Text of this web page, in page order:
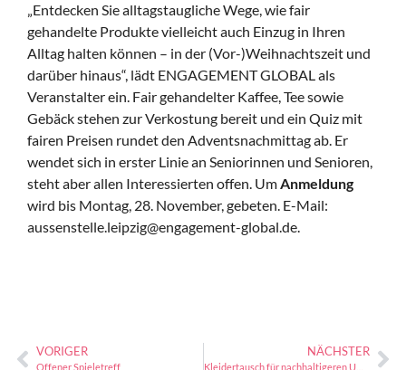
„Entdecken Sie alltagstaugliche Wege, wie fair
gehandelte Produkte vielleicht auch Einzug in Ihren
Alltag halten können – in der (Vor-)Weihnachtszeit und
darüber hinaus“, lädt ENGAGEMENT GLOBAL als
Veranstalter ein. Fair gehandelter Kaffee, Tee sowie
Gebäck stehen zur Verkostung bereit und ein Quiz mit
fairen Preisen rundet den Adventsnachmittag ab. Er
wendet sich in erster Linie an Seniorinnen und Senioren,
steht aber allen Interessierten offen. UmAnmeldung
wird bis Montag, 28. November, gebeten. E-Mail:
aussenstelle.leipzig@engagement-global.de.
VORIGER
Offener Spieletreff
NÄCHSTER
Kleidertausch für nachhaltigeren Umgang mit Textilien